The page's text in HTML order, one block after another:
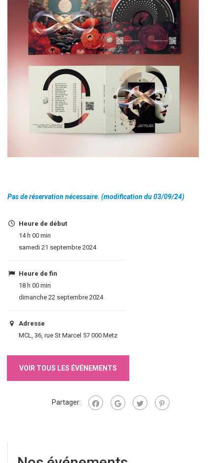
Pas de réservation nécessaire. (modification du 03/09/24)
Heure de début
14 h 00 min
samedi 21 septembre 2024
Heure de fin
18 h 00 min
dimanche 22 septembre 2024
Adresse
MCL, 36, rue St Marcel 57 000 Metz
VOIR TOUS LES ÉVÉNEMENTS
Partager: